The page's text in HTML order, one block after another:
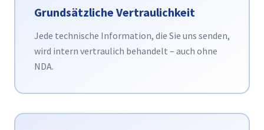
Grundsätzliche Vertraulichkeit
Jede technische Information, die Sie uns senden,
wird intern vertraulich behandelt – auch ohne
NDA.